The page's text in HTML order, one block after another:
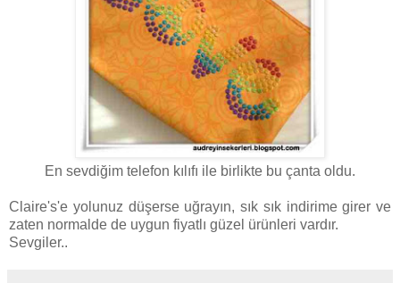
En sevdiğim telefon kılıfı ile birlikte bu çanta oldu.
Claire's'e yolunuz düşerse uğrayın, sık sık indirime girer ve
zaten normalde de uygun fiyatlı güzel ürünleri vardır.
Sevgiler..